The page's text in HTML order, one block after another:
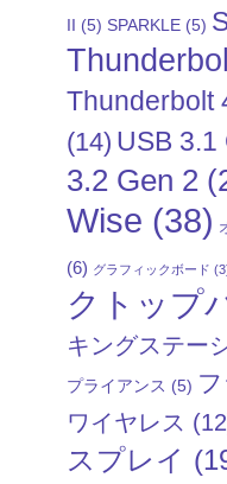
II (5) SPARKLE (5)
Thunderbolt
(14) USB 3.1
3.2 Gen 2
Wise (38)
(6) グラフィックボード
クトップ
キングステー
プライアンス (5)
ワイヤレス
スプレイ